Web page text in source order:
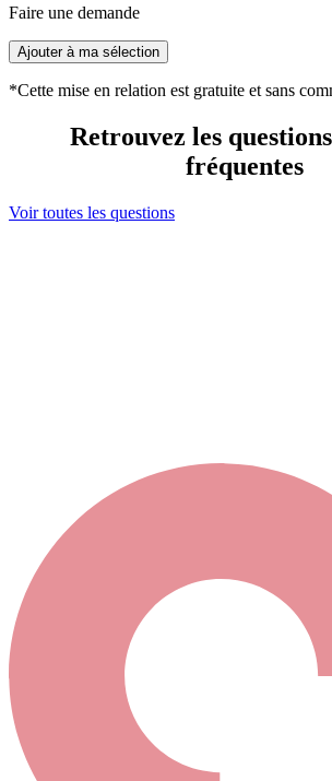
Faire une demande
Ajouter à ma sélection
*Cette mise en relation est gratuite et sans
Retrouvez les
fréquentes
Voir toutes les questions